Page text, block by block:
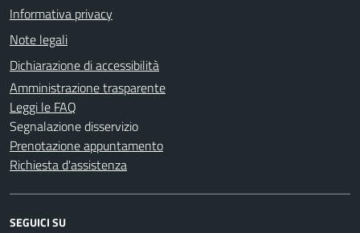
Informativa privacy
Note legali
Dichiarazione di accessibilità
Amministrazione trasparente
Leggi le FAQ
Segnalazione disservizio
Prenotazione appuntamento
Richiesta d'assistenza
SEGUICI SU